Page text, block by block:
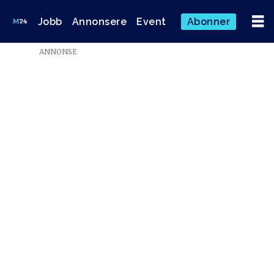
Jobb Annonsere Event Abonner
ANNONSE